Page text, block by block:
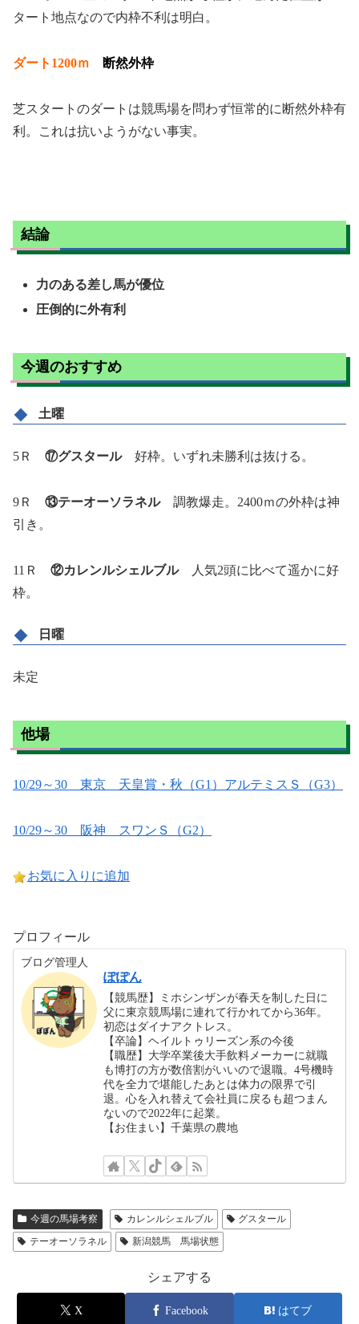
タート地点なので内枠不利は明白。
ダート1200ｍ 断然外枠
芝スタートのダートは競馬場を問わず恒常的に断然外枠有
利。これは抗いようがない事実。
結論
力のある差し馬が優位
圧倒的に外有利
今週のおすすめ
土曜
5Ｒ ⑰グスタール好枠。いずれ未勝利は抜ける。
9Ｒ ⑬テーオーソラネル調教爆走。2400ｍの外枠は神
引き。
11Ｒ ⑫カレンルシェルブル
人気2頭に比べて遥かに好
枠。
日曜
未定
他場
10/29～30 東京 天皇賞・秋（G1）アルテミスＳ（G3）
10/29～30 阪神 スワンＳ（G2）
お気に入りに追加
プロフィール
ブログ管理人
ぽぽん
【競馬歴】ミホシンザンが春天を制した日に
父に東京競馬場に連れて行かれてから36年。
初恋はダイナアクトレス。
【卒論】ヘイルトゥリーズン系の今後
【職歴】大学卒業後大手飲料メーカーに就職
も博打の方が数倍割がいいので退職。4号機時
代を全力で堪能したあとは体力の限界で引
退。心を入れ替えて会社員に戻るも超つまん
ないので2022年に起業。
【お住まい】千葉県の農地
今週の馬場考察 カレンルシェルブル
グスタール
テーオーソラネル
新潟競馬 馬場状態
シェアする
X Facebook はてブ